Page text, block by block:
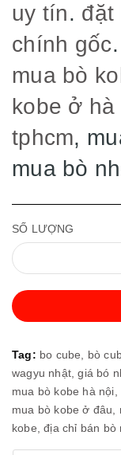
uy tín. đặt
chính gốc
mua bò
kobe ở hà
tphcm,
mua bò
SỐ LƯỢNG
Tag: bo cube, bò
wagyu nhật,giá bó
mua bò kobe hà nội,
mua bò kobe ở đâu,
kobe,địa chỉ bán bò